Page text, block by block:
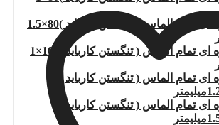
فرز اره ای تمام الماس ( تنگستن کارباید )80×1.5
فرز اره ای تمام الماس ( تنگستن کارباید )100×1
ای تمام الماس ( تنگستن کارباید
ای تمام الماس ( تنگستن کارباید